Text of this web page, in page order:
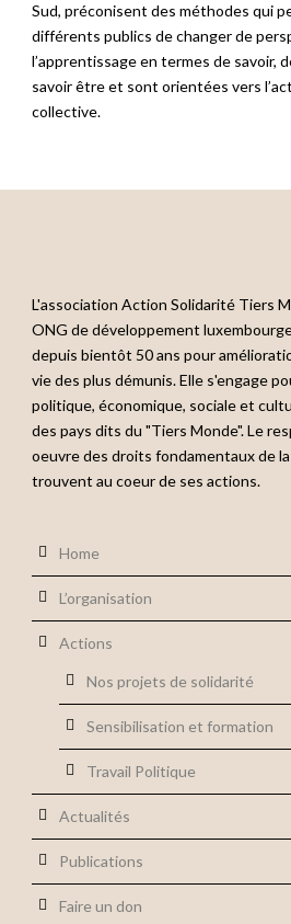
Sud, préconisent des méthodes qui
différents publics de changer de
l’apprentissage en termes de savoir,
savoir être et sont orientées vers
collective.
L'association Action Solidarité Tiers
ONG de développement
depuis bientôt 50 ans pour
vie des plus démunis. Elle s'engage
politique, économique, sociale et
des pays dits du "Tiers Monde". Le
oeuvre des droits fondamentaux de
trouvent au coeur de ses actions.
Home
L’organisation
Actions
Nos projets de solidarité
Sensibilisation et formation
Travail Politique
Actualités
Publications
Faire un don